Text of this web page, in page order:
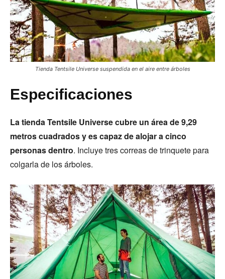
Tienda Tentsile Universe suspendida en el aire entre árboles
Especificaciones
La tienda Tentsile Universe cubre un área de 9,29
metros cuadrados y es capaz de alojar a cinco
personas dentro. Incluye tres correas de trinquete para
colgarla de los árboles.